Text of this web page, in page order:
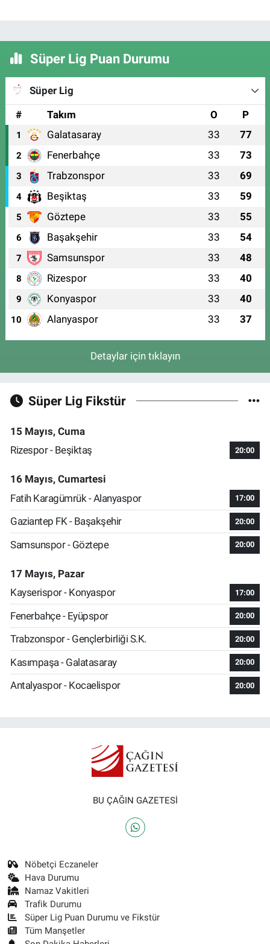
Süper Lig Puan Durumu
Süper Lig
#
Takım O P
1 Galatasaray 33 77
2 Fenerbahçe 33 73
3 Trabzonspor 33 69
4 Beşiktaş 33 59
5 Göztepe 33 55
6 Başakşehir 33 54
7 Samsunspor 33 48
8 Rizespor 33 40
9 Konyaspor 33 40
10 Alanyaspor 33 37
Detaylar için tıklayın
Süper Lig Fikstür
15 Mayıs, Cuma
Rizespor - Beşiktaş
20:00
16 Mayıs, Cumartesi
Fatih Karagümrük - Alanyaspor
17:00
Gaziantep FK - Başakşehir 20:00
Samsunspor - Göztepe 20:00
17 Mayıs, Pazar
Kayserispor - Konyaspor
17:00
Fenerbahçe - Eyüpspor 20:00
Trabzonspor - Gençlerbirliği S.K. 20:00
Kasımpaşa - Galatasaray 20:00
Antalyaspor - Kocaelispor 20:00
BU ÇAĞIN GAZETESİ
Nöbetçi Eczaneler
Hava Durumu
Namaz Vakitleri
Trafik Durumu
Süper Lig Puan Durumu ve Fikstür
Tüm Manşetler